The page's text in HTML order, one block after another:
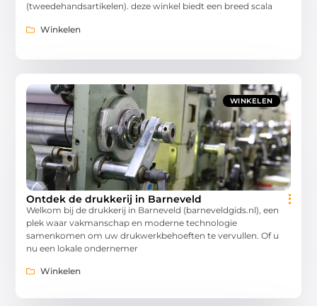
(tweedehandsartikelen). deze winkel biedt een breed scala
Winkelen
WINKELEN
Ontdek de drukkerij in Barneveld
Welkom bij de drukkerij in Barneveld (barneveldgids.nl), een
plek waar vakmanschap en moderne technologie
samenkomen om uw drukwerkbehoeften te vervullen. Of u
nu een lokale ondernemer
Winkelen